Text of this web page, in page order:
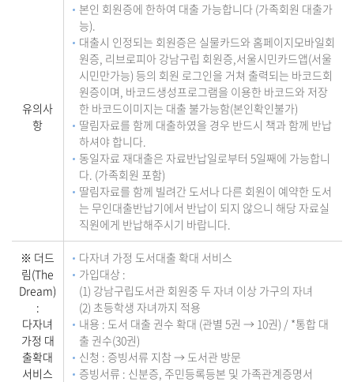
유의사
항
본인 회원증에 한하여 대출 가능합니다 (가족회원 대출가
능).
대출시 인정되는 회원증은 실물카드와 홈페이지모바일회
원증, 리브로피아 강남구립 회원증,서울시민카드앱(서울
시민만가능) 등의 회원 로그인을 거쳐 출력되는 바코드회
원증이며, 바코드생성프로그램을 이용한 바코드와 저장
한 바코드이미지는 대출 불가능함(본인확인불가)
딸림자료를 함께 대출하였을 경우 반드시 책과 함께 반납
하셔야 합니다.
동일자료 재대출은 자료반납일로부터 5일째에 가능합니
다. (가족회원 포함)
딸림자료를 함께 빌려간 도서나 다른 회원이 예약한 도서
는 무인대출반납기에서 반납이 되지 않으니 해당 자료실
직원에게 반납해주시기 바랍니다.
※ 더드
림(The
Dream)
:
다자녀
가정 대
출확대
서비스
다자녀 가정 도서대출 확대 서비스
가입대상 :
(1) 강남구립도서관 회원중 두 자녀 이상 가구의 자녀
(2) 초등학생 자녀까지 적용
내용 : 도서 대출 권수 확대 (관별 5권 → 10권) / *통합 대
출 권수(30권)
신청 : 증빙서류 지참 → 도서관 방문
증빙서류 : 신분증, 주민등록등본 및 가족관계증명서